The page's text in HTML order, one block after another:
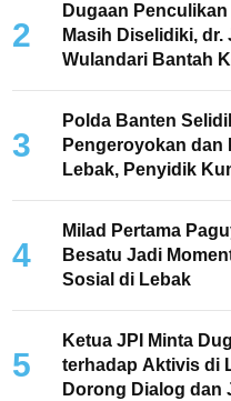
2
Dugaan
Masih Diselidiki, dr.
Wulandari Bantah
3
Polda Banten
Pengeroyokan dan
Lebak, Penyidik
4
Milad Pertama
Besatu Jadi
Sosial di Lebak
5
Ketua JPI Minta
terhadap Aktivis di
Dorong Dialog dan